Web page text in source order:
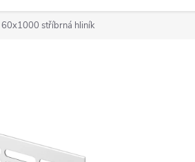
stříbrná hliník